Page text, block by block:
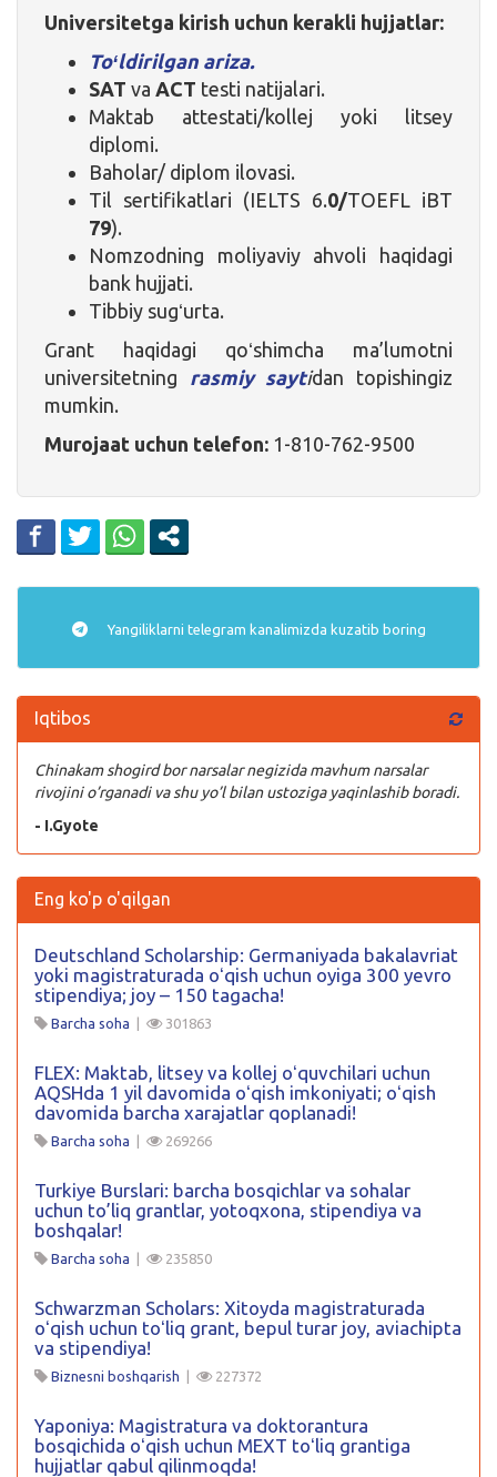
Universitetga kirish uchun kerakli hujjatlar:
Toʻldirilgan ariza.
SAT va ACT testi natijalari.
Maktab attestati/kollej yoki litsey
diplomi.
Baholar/ diplom ilovasi.
Til sertifikatlari (IELTS 6.0/TOEFL iBT
79).
Nomzodning moliyaviy ahvoli haqidagi
bank hujjati.
Tibbiy sugʻurta.
Grant haqidagi qoʻshimcha ma’lumotni
universitetning
rasmiy saytidan topishingiz
mumkin.
Murojaat uchun telefon: 1-810-762-9500
Yangiliklarni telegram kanalimizda kuzatib boring
Iqtibos
Chinakam shogird bor narsalar negizida mavhum narsalar
rivojini o’rganadi va shu yo’l bilan ustoziga yaqinlashib boradi.
- I.Gyote
Eng ko'p o'qilgan
Deutschland Scholarship: Germaniyada bakalavriat
yoki magistraturada oʻqish uchun oyiga 300 yevro
stipendiya; joy – 150 tagacha!
Barcha soha | 301863
FLEX: Maktab, litsey va kollej oʻquvchilari uchun
AQSHda 1 yil davomida oʻqish imkoniyati; oʻqish
davomida barcha xarajatlar qoplanadi!
Barcha soha | 269266
Turkiye Burslari: barcha bosqichlar va sohalar
uchun to’liq grantlar, yotoqxona, stipendiya va
boshqalar!
Barcha soha | 235850
Schwarzman Scholars: Xitoyda magistraturada
oʻqish uchun toʻliq grant, bepul turar joy, aviachipta
va stipendiya!
Biznesni boshqarish | 227372
Yaponiya: Magistratura va doktorantura
bosqichida oʻqish uchun MEXT toʻliq grantiga
hujjatlar qabul qilinmoqda!